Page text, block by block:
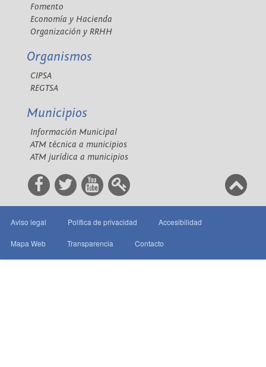
Fomento
Economía y Hacienda
Organización y RRHH
Organismos
CIPSA
REGTSA
Municipios
Información Municipal
ATM técnica a municipios
ATM jurídica a municipios
Aviso legal Política de privacidad Accesibilidad
Mapa Web Transparencia Contacto